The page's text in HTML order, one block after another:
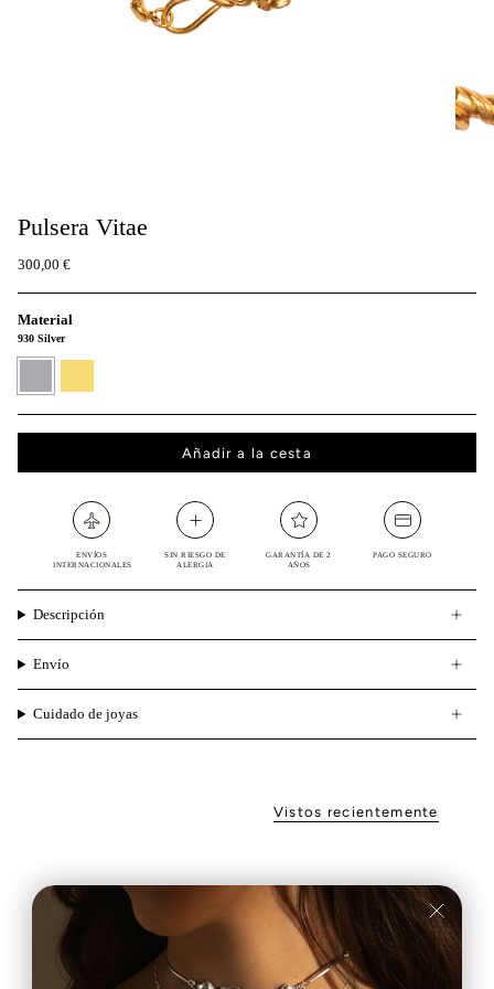
Pulsera Vitae
300,00 €
Material
930 Silver
quilates
Añadir a la cesta
ENVÍOS
INTERNACIONALES
SIN RIESGO DE
ALERGIA
GARANTÍA DE 2
AÑOS
PAGO SEGURO
Descripción
Envío
Cuidado de joyas
Vistos recientemente